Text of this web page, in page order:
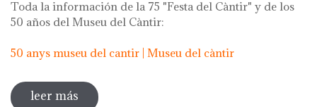
Toda la información de la 75 "Festa del Càntir" y de los
50 años del Museu del Càntir:
50 anys museu del cantir | Museu del càntir
leer más sobre 75 "festa del càntir"